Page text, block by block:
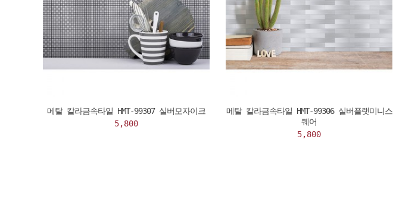
메탈 칼라금속타일 HMT-99307 실버모자이크
5,800
메탈 칼라금속타일 HMT-99306 실버플랫미니스
퀘어
5,800